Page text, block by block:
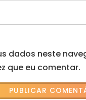
dados neste
que eu comentar.